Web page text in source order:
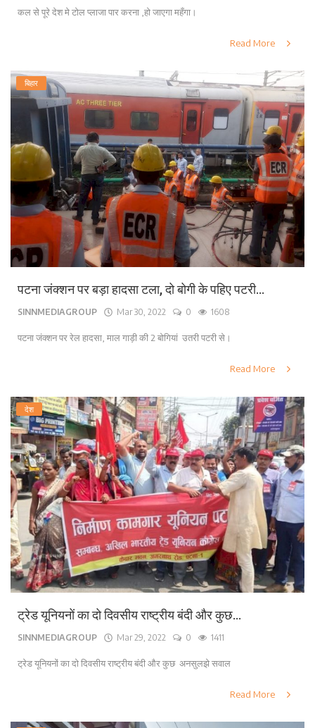
कल से पूरे देश मे टोल प्लाजा पार करना ,हो जाएगा महँगा।
Read More
बिहार
पटना जंक्शन पर बड़ा हादसा टला, दो बोगी के पहिए पटरी...
SINNMEDIAGROUP Mar 30, 2022 0 1608
पटना जंक्शन पर रेल हादसा, माल गाड़ी की 2 बोगियां उतरी पटरी से।
Read More
देश
ट्रेड यूनियनों का दो दिवसीय राष्ट्रीय बंदी और कुछ...
SINNMEDIAGROUP Mar 29, 2022 0 1411
ट्रेड यूनियनों का दो दिवसीय राष्ट्रीय बंदी और कुछ अनसुलझे सवाल
Read More